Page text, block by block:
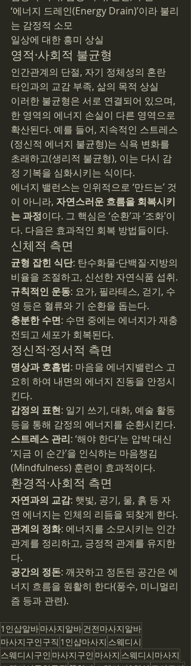
‘에너지 드레인(Energy Drain)’이라 불리
는 감정적 소모
일상에 대한 흥미 상실
영적·사회적 불균형
인간관계의 단절, 자기 정체성의 혼란
타인과의 교감 부족, 삶의 목적 상실
이러한 불균형은 서로 연결되어 있으며,
한 영역의 에너지 손실이 다른 영역으로
확산된다. 예를 들어, 지속적인 스트레스
(정신적 에너지 불균형)는 식욕 변화를
초래하고(생리적 불균형), 이는 다시 감
정 기복을 심화시키는 식이다.
에너지 밸런스는 인위적으로 ‘만드는’ 것
이 아니라, 자연스러운 흐름을 회복시키
는 과정이다. 그 핵심은 ‘순환’과 ‘조화’이
다. 다음은 효과적인 회복 방법들이다.
신체적 측면
균형 잡힌 식단: 탄수화물·단백질·지방의
비율을 조절하고, 신선한 자연식품 섭취.
규칙적인 운동: 요가, 필라테스, 걷기, 수
영 등은 혈류와 기 순환을 돕는다.
충분한 수면: 수면 중에는 에너지가 재충
전되고 세포가 회복된다.
정신적·정서적 측면
명상과 호흡법: 마음을 에너지밸런스 고
요히 하여 내면의 에너지 진동을 안정시
킨다.
감정의 표현: 일기 쓰기, 대화, 예술 활동
등을 통해 감정의 에너지를 순환시킨다.
스트레스 관리: ‘해야 한다’는 압박 대신
‘지금 이 순간’을 인식하는 마음챙김
(Mindfulness) 훈련이 효과적이다.
환경적·사회적 측면
자연과의 교감: 햇빛, 공기, 물, 흙 등 자
연 에너지는 인체의 리듬을 되찾게 한다.
관계의 정화: 에너지를 소모시키는 인간
관계를 정리하고, 긍정적 관계를 유지한
다.
공간의 정돈: 깨끗하고 정돈된 공간은 에
너지 흐름을 원활히 한다(풍수, 미니멀리
즘 등과 관련).
1인샵알바마사지알바건전마사지알바
마사지구인구직 1인샵마사지 스웨디시
스웨디시구인 마사지구인 마사지 스웨디시마사지